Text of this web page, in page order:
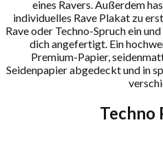
eines Ravers. Außerdem
individuelles Rave Plakat zu
Rave oder Techno-Spruch ein
dich angefertigt. Ein
Premium-Papier,
Seidenpapier abgedeckt und in
Techno